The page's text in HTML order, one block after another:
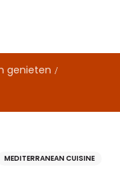
genieten
MEDITERRANEAN CUISINE